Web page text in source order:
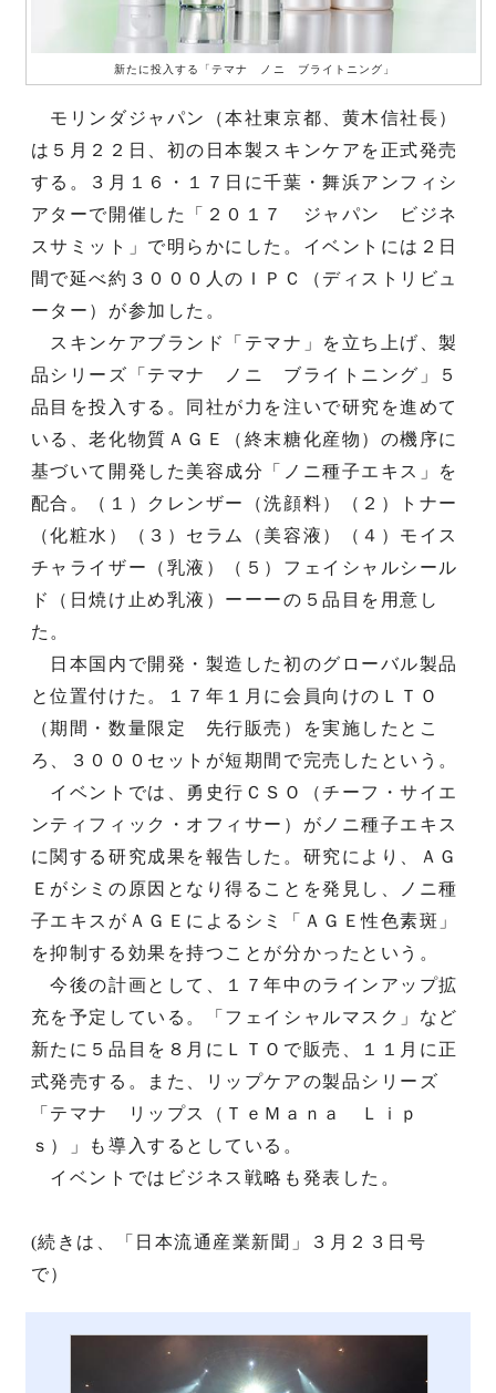
新たに投入する「テマナ ノニ ブライトニング」
モリンダジャパン（本社東京都、黄木信社長）
は５月２２日、初の日本製スキンケアを正式発売
する。３月１６・１７日に千葉・舞浜アンフィシ
アターで開催した「２０１７ ジャパン ビジネ
スサミット」で明らかにした。イベントには２日
間で延べ約３０００人のＩＰＣ（ディストリビュ
ーター）が参加した。
スキンケアブランド「テマナ」を立ち上げ、製
品シリーズ「テマナ ノニ ブライトニング」５
品目を投入する。同社が力を注いで研究を進めて
いる、老化物質ＡＧＥ（終末糖化産物）の機序に
基づいて開発した美容成分「ノニ種子エキス」を
配合。（１）クレンザー（洗顔料）（２）トナー
（化粧水）（３）セラム（美容液）（４）モイス
チャライザー（乳液）（５）フェイシャルシール
ド（日焼け止め乳液）ーーーの５品目を用意し
た。
日本国内で開発・製造した初のグローバル製品
と位置付けた。１７年１月に会員向けのＬＴＯ
（期間・数量限定 先行販売）を実施したとこ
ろ、３０００セットが短期間で完売したという。
イベントでは、勇史行ＣＳＯ（チーフ・サイエ
ンティフィック・オフィサー）がノニ種子エキス
に関する研究成果を報告した。研究により、ＡＧ
Ｅがシミの原因となり得ることを発見し、ノニ種
子エキスがＡＧＥによるシミ「ＡＧＥ性色素斑」
を抑制する効果を持つことが分かったという。
今後の計画として、１７年中のラインアップ拡
充を予定している。「フェイシャルマスク」など
新たに５品目を８月にＬＴＯで販売、１１月に正
式発売する。また、リップケアの製品シリーズ
「テマナ リップス（ＴｅＭａｎａ Ｌｉｐ
ｓ）」も導入するとしている。
イベントではビジネス戦略も発表した。
(続きは、「日本流通産業新聞」３月２３日号
で）